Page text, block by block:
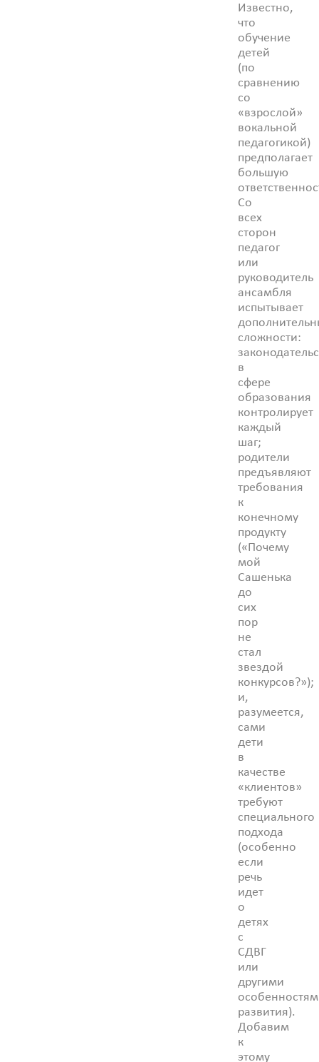
Известно,
что
обучение
детей
(по
сравнению
со
«взрослой»
вокальной
педагогикой)
предполагает
большую
Со
всех
сторон
педагог
или
руководитель
ансамбля
испытывает
сложности:
в
сфере
образования
контролирует
каждый
шаг;
родители
предъявляют
требования
к
конечному
продукту
(«Почему
мой
Сашенька
до
сих
пор
не
стал
звездой
конкурсов?»);
и,
разумеется,
сами
дети
в
качестве
«клиентов»
требуют
специального
подхода
(особенно
если
речь
идет
о
детях
с
СДВГ
или
другими
развития).
Добавим
к
этому